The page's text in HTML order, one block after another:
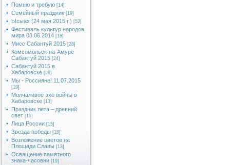
Помню и требую [14]
Семейный праздник [19]
Ысыах (24 мая 2015 г.) [52]
Фестиваль культур народов
мира 03.06.2014 [18]
Мисс Сабантуй 2015 [28]
Комсомольск-на-Амуре
Сабантуй 2015 [24]
Сабантуй 2015 в
Хабаровске [29]
Мы - Россияне! 11.07.2015
[19]
Молчаливое эхо войны в
Хабаровске [13]
Праздник лета – древний
свет [15]
Лица России [15]
Звезда победы [18]
Возложение цветов на
Площади Славы [13]
Освящение памятного
знака-часовни [19]